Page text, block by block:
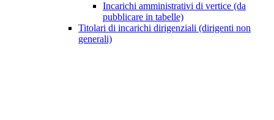
Incarichi amministrativi di vertice (da
pubblicare in tabelle)
Titolari di incarichi dirigenziali (dirigenti non
generali)